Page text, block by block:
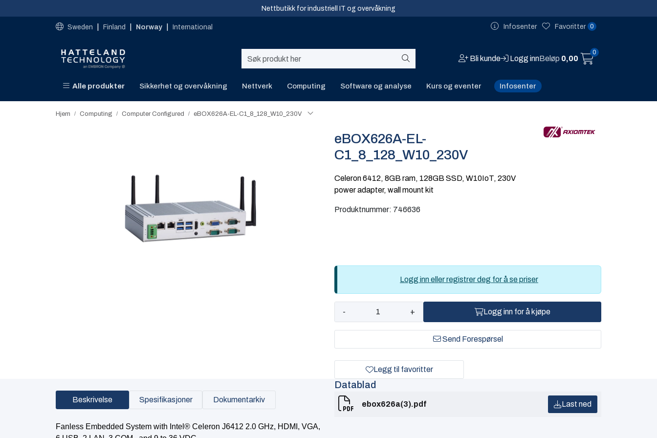
Nettbutikk for industriell IT og overvåkning
Sweden Finland Norway International Infosenter 0
Favoritter
Bli kunde Logg innBeløp 0,00
0
Alle produkter Sikkerhet og overvåkning Nettverk Computing Software og analyse Kurs og eventer Infosenter
Hjem Computing Computer Configured eBOX626A-EL-C1_8_128_W10_230V
eBOX626A-EL-
C1_8_128_W10_230V
Celeron 6412, 8GB ram, 128GB SSD, W10IoT, 230V
power adapter, wall mount kit
Produktnummer: 746636
Logg inn eller registrer deg for å se priser
- + Logg inn for å kjøpe
Send Forespørsel
Legg til favoritter
Beskrivelse Spesifikasjoner Dokumentarkiv
Fanless Embedded System with Intel® Celeron J6412 2.0 GHz, HDMI, VGA,
Datablad
ebox626a(3).pdf Last ned